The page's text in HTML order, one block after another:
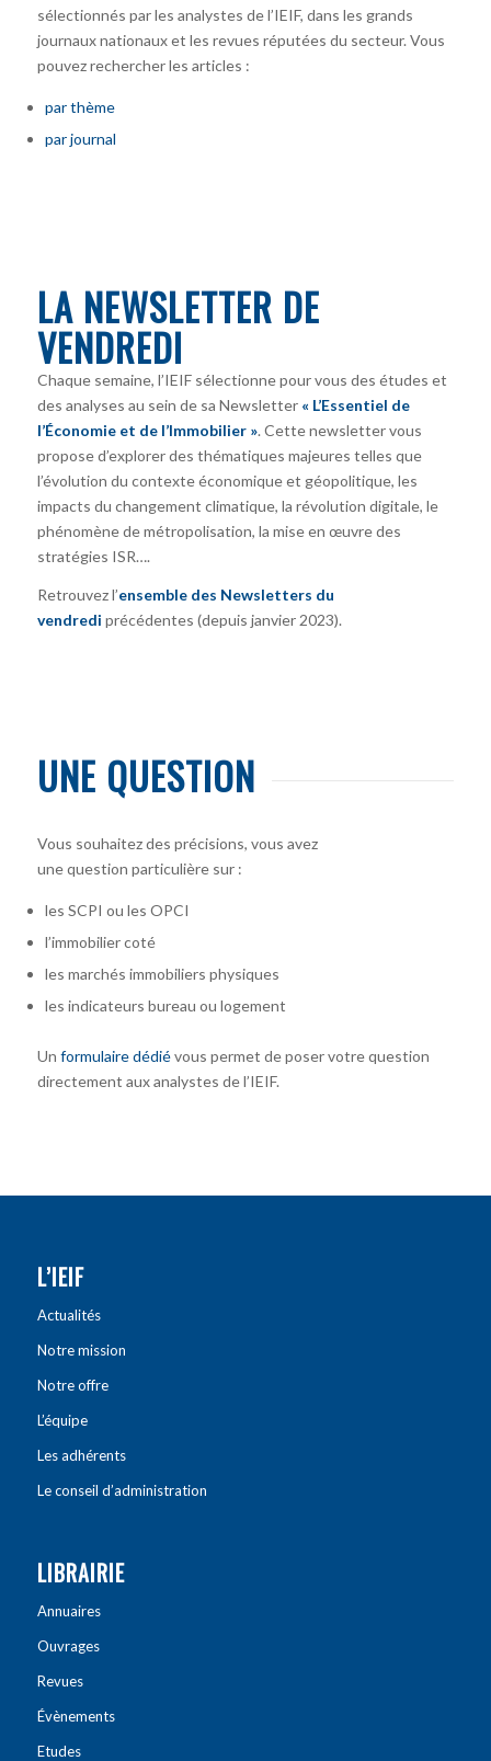
sélectionnés par les analystes de l’IEIF, dans les grands
journaux nationaux et les revues réputées du secteur. Vous
pouvez rechercher les articles :
par thème
par journal
LA NEWSLETTER DE
VENDREDI
Chaque semaine, l’IEIF sélectionne pour vous des études et
des analyses au sein de sa Newsletter « L’Essentiel de
l’Économie et de l’Immobilier ». Cette newsletter vous
propose d’explorer des thématiques majeures telles que
l’évolution du contexte économique et géopolitique, les
impacts du changement climatique, la révolution digitale, le
phénomène de métropolisation, la mise en œuvre des
stratégies ISR….
Retrouvez l’ensemble des Newsletters du
vendredi précédentes (depuis janvier 2023).
UNE QUESTION
Vous souhaitez des précisions, vous avez
une question particulière sur :
les SCPI ou les OPCI
l’immobilier coté
les marchés immobiliers physiques
les indicateurs bureau ou logement
Un formulaire dédiévous permet de poser votre question
directement aux analystes de l’IEIF.
L’IEIF
Actualités
Notre mission
Notre offre
L’équipe
Les adhérents
Le conseil d’administration
LIBRAIRIE
Annuaires
Ouvrages
Revues
Évènements
Etudes